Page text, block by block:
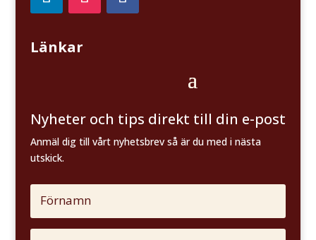
Länkar
Nyheter och tips direkt till din e-post
Anmäl dig till vårt nyhetsbrev så är du med i nästa
utskick.